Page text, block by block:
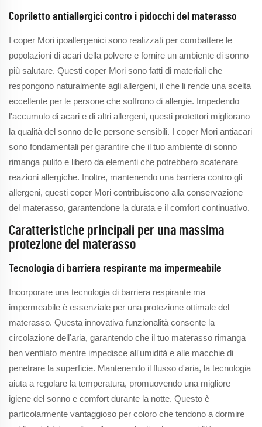
Copriletto antiallergici contro i pidocchi del materasso
I coper Mori ipoallergenici sono realizzati per combattere le
popolazioni di acari della polvere e fornire un ambiente di sonno
più salutare. Questi coper Mori sono fatti di materiali che
respongono naturalmente agli allergeni, il che li rende una scelta
eccellente per le persone che soffrono di allergie. Impedendo
l'accumulo di acari e di altri allergeni, questi protettori migliorano
la qualità del sonno delle persone sensibili. I coper Mori antiacari
sono fondamentali per garantire che il tuo ambiente di sonno
rimanga pulito e libero da elementi che potrebbero scatenare
reazioni allergiche. Inoltre, mantenendo una barriera contro gli
allergeni, questi coper Mori contribuiscono alla conservazione
del materasso, garantendone la durata e il comfort continuativo.
Caratteristiche principali per una massima
protezione del materasso
Tecnologia di barriera respirante ma impermeabile
Incorporare una tecnologia di barriera respirante ma
impermeabile è essenziale per una protezione ottimale del
materasso. Questa innovativa funzionalità consente la
circolazione dell'aria, garantendo che il tuo materasso rimanga
ben ventilato mentre impedisce all'umidità e alle macchie di
penetrare la superficie. Mantenendo il flusso d'aria, la tecnologia
aiuta a regolare la temperatura, promuovendo una migliore
igiene del sonno e comfort durante la notte. Questo è
particolarmente vantaggioso per coloro che tendono a dormire